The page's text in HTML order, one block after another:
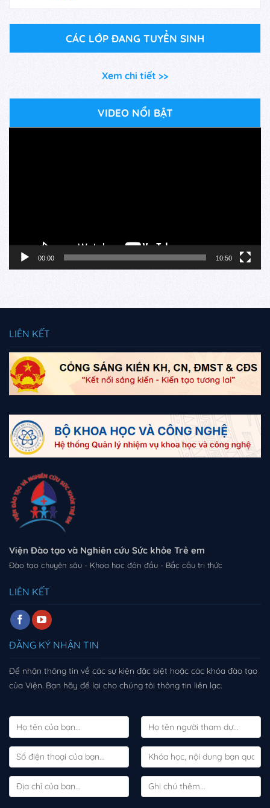
CÁC LỚP ĐANG TUYỂN SINH
Xem chi tiết >>
VIDEO NỔI BẬT
00:00 10:50
LIÊN KẾT
Viện Đào tạo và Nghiên cứu Sức khỏe Trẻ em
Đào tạo chuyên sâu - Khoa học đón đầu - Bắc cầu tri thức
LIÊN KẾT
ĐĂNG KÝ NHẬN TIN
Để nhận thông tin về các sự kiện đặc biệt hoặc các khóa đào tạo
của Viện. Bạn hãy để lại cho chúng tôi thông tin liên lạc.